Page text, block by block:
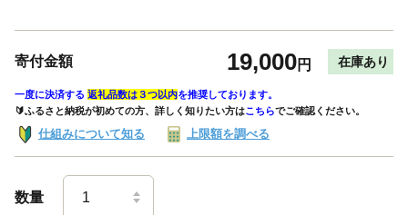
寄付金額 19,000円 在庫あり
一度に決済する 返礼品数は３つ以内を推奨しております。
🔰ふるさと納税が初めての方、詳しく知りたい方はこちらでご確認ください。
仕組みについて知る 上限額を調べる
数量